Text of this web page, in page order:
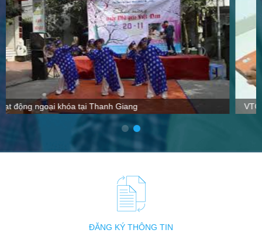
VTC nói gì về Thanh Giang
ĐĂNG KÝ THÔNG TIN